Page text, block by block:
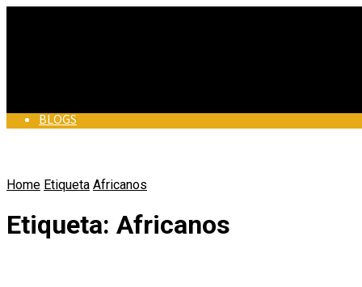
BLOGS
BUEN PERIODISMO
BUEN PERIODISMO
EN MUNICIPIOS
Home Etiqueta Africanos
Etiqueta: Africanos